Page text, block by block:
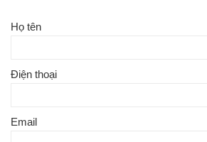
Họ tên
Điện thoại
Email